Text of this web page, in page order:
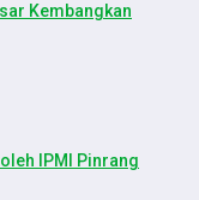
Kembangkan
IPMI Pinrang